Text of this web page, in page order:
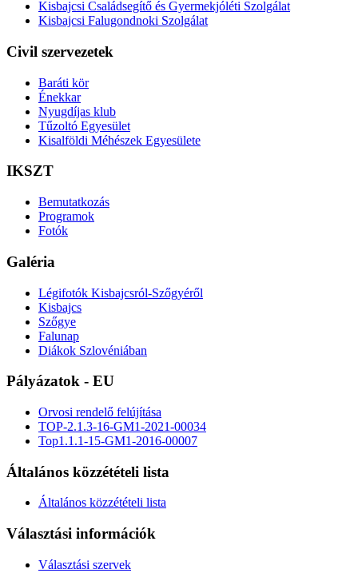
Kisbajcsi Családsegítő és Gyermekjóléti Szolgálat
Kisbajcsi Falugondnoki Szolgálat
Civil szervezetek
Baráti kör
Énekkar
Nyugdíjas klub
Tűzoltó Egyesület
Kisalföldi Méhészek Egyesülete
IKSZT
Bemutatkozás
Programok
Fotók
Galéria
Légifotók Kisbajcsról-Szőgyéről
Kisbajcs
Szőgye
Falunap
Diákok Szlovéniában
Pályázatok - EU
Orvosi rendelő felújítása
TOP-2.1.3-16-GM1-2021-00034
Top1.1.1-15-GM1-2016-00007
Általános közzétételi lista
Általános közzétételi lista
Választási információk
Választási szervek